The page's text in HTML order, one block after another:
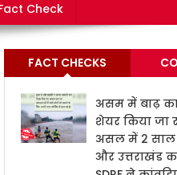
Check
FACT CHECKS
असम में बाढ़
शेयर किया जा
असल में 2 साल
और उत्तराखंड